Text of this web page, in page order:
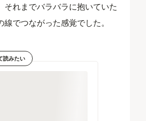
それまでバラバラに抱いていた
線でつながった感覚でした。
読みたい